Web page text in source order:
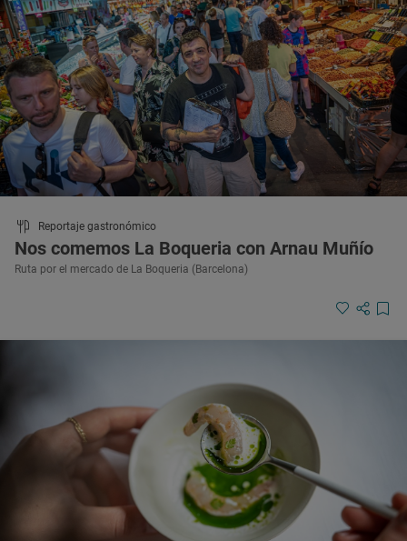
Reportaje gastronómico
Nos comemos La Boqueria con Arnau Muñío
Ruta por el mercado de La Boqueria (Barcelona)